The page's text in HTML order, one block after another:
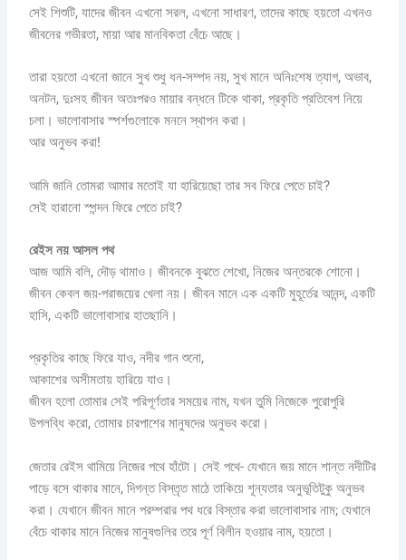
সেই শিশুটি, যাদের জীবন এখনো সরল, এখনো সাধারণ, তাদের কাছে হয়তো এখনও
জীবনের গভীরতা, মায়া আর মানবিকতা বেঁচে আছে।
তারা হয়তো এখনো জানে সুখ শুধু ধন-সম্পদ নয়, সুখ মানে অনিঃশেষ ত্যাগ, অভাব,
অনটন, দুঃসহ জীবন অতঃপরও মায়ার বন্ধনে টিকে থাকা, প্রকৃতি প্রতিবেশ নিয়ে
চলা। ভালোবাসার স্পর্শগুলোকে মননে স্থাপন করা।
আর অনুভব করা!
আমি জানি তোমরা আমার মতোই যা হারিয়েছো তার সব ফিরে পেতে চাই?
সেই হারানো স্পন্দন ফিরে পেতে চাই?
রেইস নয় আসলপথ
আজ আমি বলি, দৌড় থামাও। জীবনকে বুঝতে শেখো, নিজের অন্তরকে শোনো।
জীবন কেবল জয়-পরাজয়ের খেলা নয়। জীবন মানে এক একটি মুহূর্তের আনন্দ, একটি
হাসি, একটি ভালোবাসার হাতছানি।
প্রকৃতির কাছে ফিরে যাও, নদীর গান শুনো,
আকাশের অসীমতায় হারিয়ে যাও।
জীবন হলো তোমার সেই পরিপূর্ণতার সময়ের নাম, যখন তুমি নিজেকে পুরোপুরি
উপলব্ধি করো, তোমার চারপাশের মানুষদের অনুভব করো।
জেতার রেইস থামিয়ে নিজের পথে হাঁটো। সেই পথে- যেখানে জয় মানে শান্ত নদীটির
পাড়ে বসে থাকার মানে, দিগন্ত বিস্তৃত মাঠে তাকিয়ে শূন্যতার অনুভূতিটুকু অনুভব
করা। যেখানে জীবন মানে পরম্পরার পথ ধরে বিস্তার করা ভালোবাসার নাম; যেখানে
বেঁচে থাকার মানে নিজের মানুষগুলির তরে পূর্ণ বিলীন হওয়ার নাম, হয়তো।